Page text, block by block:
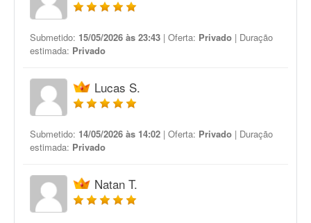
Submetido: 15/05/2026 às 23:43 | Oferta: Privado | Duração
estimada: Privado
Lucas S.
Submetido: 14/05/2026 às 14:02 | Oferta: Privado | Duração
estimada: Privado
Natan T.